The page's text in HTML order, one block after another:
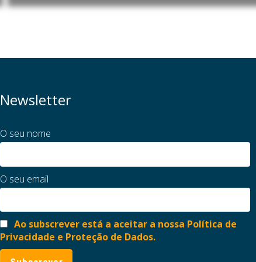
Newsletter
O seu nome
O seu email
Ao subscrever está a aceitar a nossa Política de
Privacidade e Proteção de Dados.